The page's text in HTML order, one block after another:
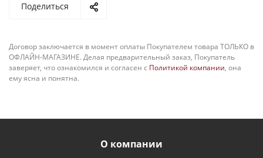
Поделиться
Договор заключается в момент оплаты Покупателем товара ТОЛЬКО в
ОФЛАЙН-МАГАЗИНЕ. Делая предварительный заказ, Покупатель
заверяет, что ознакомился и согласен с Политикой компании, она
ему ясна и понятна.
О компании